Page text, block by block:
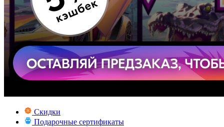
Скидки
Подарочные сертификаты